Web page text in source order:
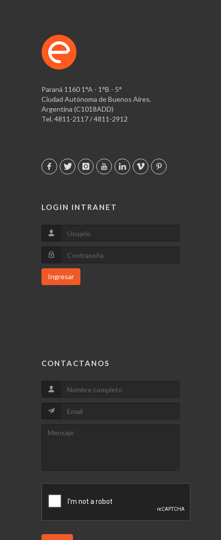
Paraná 1160 1°A - 1°B - 5°
Ciudad Autónoma de Buenos Aires,
Argentina (C1018ADD)
Tel. 4811-2117 / 4811-2912
LOGIN INTRANET
Ingresar
CONTACTANOS